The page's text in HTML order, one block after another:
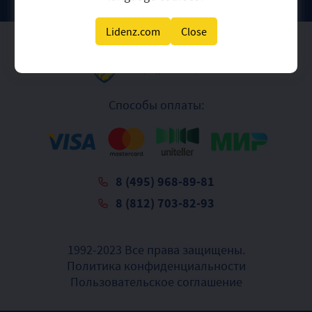
Lidenz.com Close
Способы оплаты:
8 (495) 968-89-81
8 (812) 703-82-93
1992-2023 Все права защищены.
Политика конфиденциальности
Пользовательское соглашение